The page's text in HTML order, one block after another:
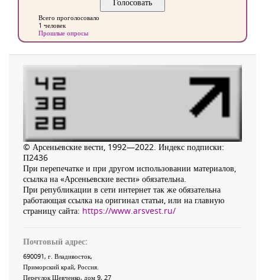
Всего проголосовало
1 человек
Прошлые опросы
© Арсеньевские вести, 1992—2022. Индекс подписки:
П2436
При перепечатке и при другом использовании материалов,
ссылка на «Арсеньевские вести» обязательна.
При републикации в сети интернет так же обязательна
работающая ссылка на оригинал статьи, или на главную
страницу сайта: https://www.arsvest.ru/
Почтовый адрес:
690091, г. Владивосток,
Приморский край, Россия.
Переулок Шевченко, дом 9, 27